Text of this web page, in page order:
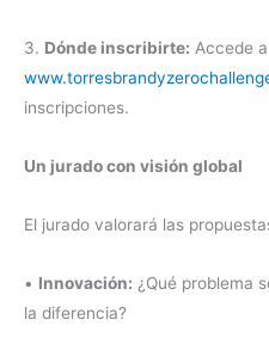
3. Dónde inscribirte: Accede a
inscripciones.
Un jurado con visión global
El jurado valorará las
• Innovación: ¿Qué problema
la diferencia?